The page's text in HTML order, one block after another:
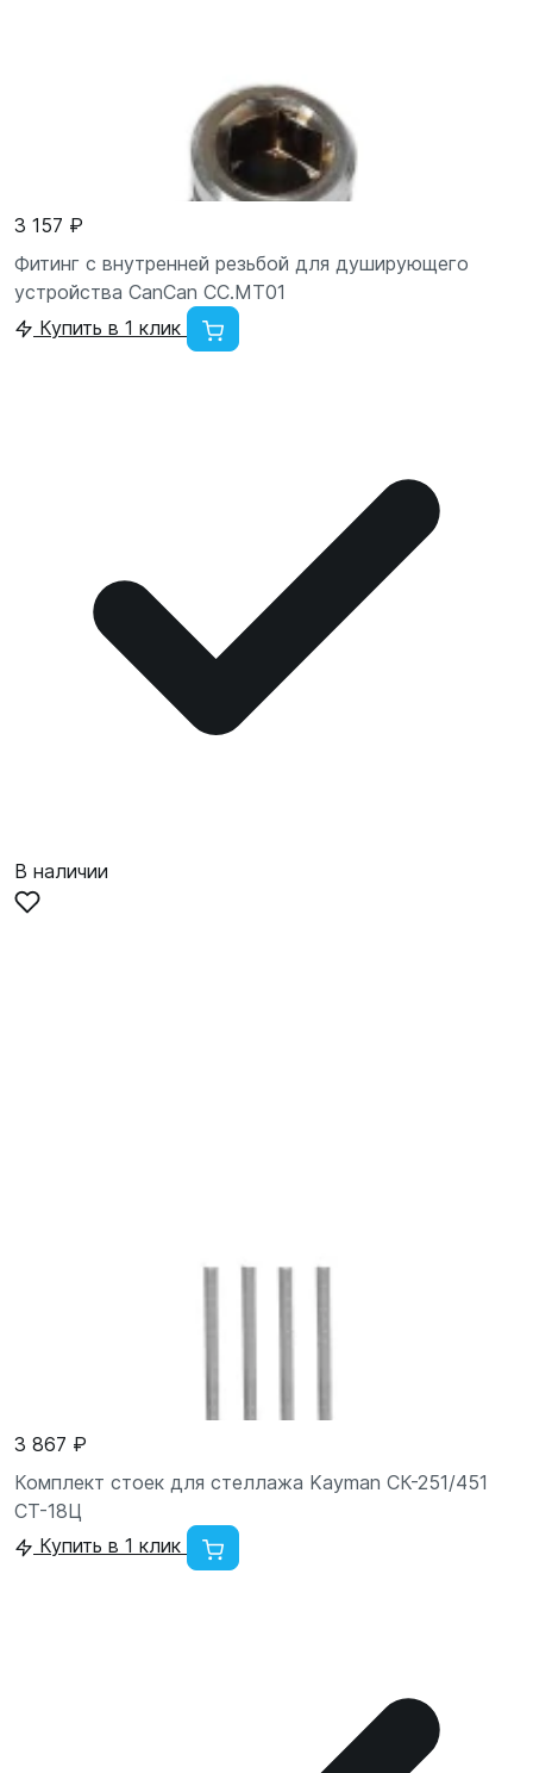
3 157 ₽
Фитинг с внутренней резьбой для душирующего
устройства CanCan CC.MT01
Купить в 1 клик
В наличии
3 867 ₽
Комплект стоек для стеллажа Kayman СК-251/451
СТ-18Ц
Купить в 1 клик